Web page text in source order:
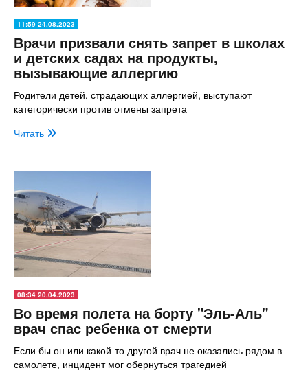
11:59 24.08.2023
Врачи призвали снять запрет в школах
и детских садах на продукты,
вызывающие аллергию
Родители детей, страдающих аллергией, выступают
категорически против отмены запрета
Читать
08:34 20.04.2023
Во время полета на борту "Эль-Аль"
врач спас ребенка от смерти
Если бы он или какой-то другой врач не оказались рядом в
самолете, инцидент мог обернуться трагедией